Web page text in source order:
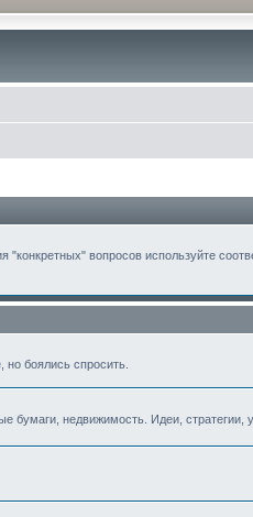
вопросов используйте
боялись спросить.
бумаги, недвижимость. Идеи, стратегии,